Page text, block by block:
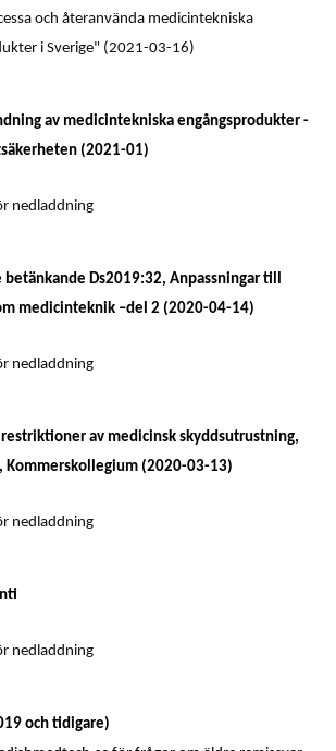
och återanvända medicintekniska
i Sverige" (2021-03-16)
av medicintekniska engångsprodukter -
(2021-01)
nedladdning
betänkande Ds2019:32, Anpassningar till
medicinteknik –del 2 (2020-04-14)
nedladdning
av medicinsk skyddsutrustning,
Kommerskollegium (2020-03-13)
nedladdning
nedladdning
och tidigare)